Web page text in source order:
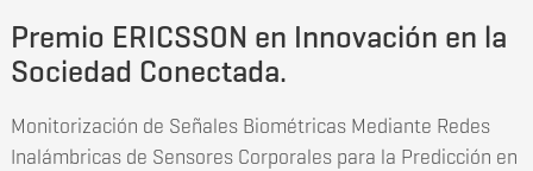
Premio ERICSSON en Innovación en la
Sociedad Conectada.
Monitorización de Señales Biométricas Mediante Redes
Inalámbricas de Sensores Corporales para la Predicción en